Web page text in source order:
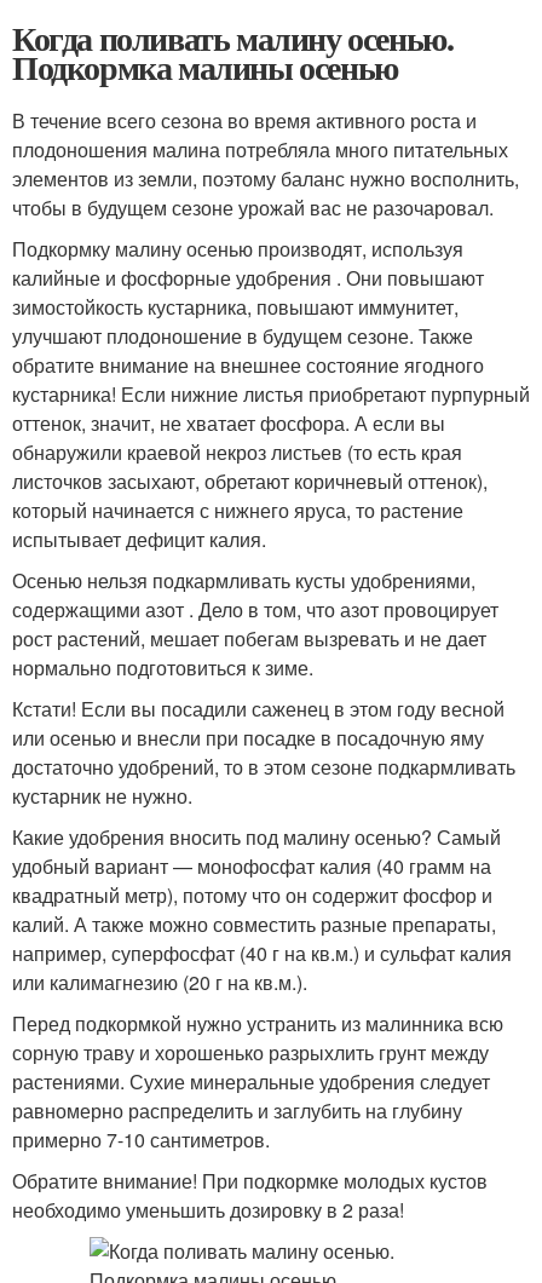
Когда поливать малину осенью.
Подкормка малины осенью
В течение всего сезона во время активного роста и
плодоношения малина потребляла много питательных
элементов из земли, поэтому баланс нужно восполнить,
чтобы в будущем сезоне урожай вас не разочаровал.
Подкормку малину осенью производят, используя
калийные и фосфорные удобрения . Они повышают
зимостойкость кустарника, повышают иммунитет,
улучшают плодоношение в будущем сезоне. Также
обратите внимание на внешнее состояние ягодного
кустарника! Если нижние листья приобретают пурпурный
оттенок, значит, не хватает фосфора. А если вы
обнаружили краевой некроз листьев (то есть края
листочков засыхают, обретают коричневый оттенок),
который начинается с нижнего яруса, то растение
испытывает дефицит калия.
Осенью нельзя подкармливать кусты удобрениями,
содержащими азот . Дело в том, что азот провоцирует
рост растений, мешает побегам вызревать и не дает
нормально подготовиться к зиме.
Кстати! Если вы посадили саженец в этом году весной
или осенью и внесли при посадке в посадочную яму
достаточно удобрений, то в этом сезоне подкармливать
кустарник не нужно.
Какие удобрения вносить под малину осенью? Самый
удобный вариант — монофосфат калия (40 грамм на
квадратный метр), потому что он содержит фосфор и
калий. А также можно совместить разные препараты,
например, суперфосфат (40 г на кв.м.) и сульфат калия
или калимагнезию (20 г на кв.м.).
Перед подкормкой нужно устранить из малинника всю
сорную траву и хорошенько разрыхлить грунт между
растениями. Сухие минеральные удобрения следует
равномерно распределить и заглубить на глубину
примерно 7-10 сантиметров.
Обратите внимание! При подкормке молодых кустов
необходимо уменьшить дозировку в 2 раза!